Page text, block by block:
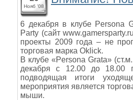
Нояб '08
6 декабря в клубе Persona
Party (сайт
проекты 2009 года – не
торговая марка Oklick.
В клубе «Persona Grata»
декабря с 12.00 до 18.00
подводящая итоги
мероприятия является
мыши.